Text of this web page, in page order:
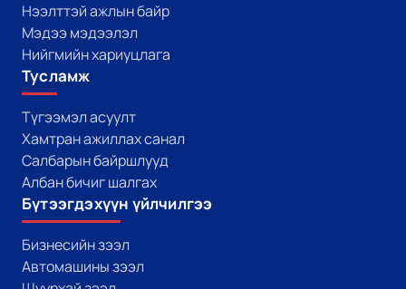
Нээлттэй ажлын байр
Мэдээ мэдээлэл
Нийгмийн хариуцлага
Тусламж
Түгээмэл асуулт
Хамтран ажиллах санал
Салбарын байршлууд
Албан бичиг шалгах
Бүтээгдэхүүн үйлчилгээ
Бизнесийн зээл
Автомашины зээл